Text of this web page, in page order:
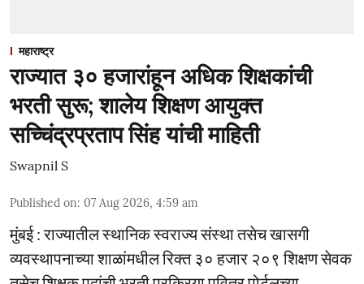
महाराष्ट्र
राज्यात ३० हजारांहून अधिक शिक्षकांची
भरती सुरू; शालेय शिक्षण आयुक्त
सच्चिंद्रप्रताप सिंह यांची माहिती
Swapnil S
Published on: 07 Aug 2026, 4:59 am
मुंबई : राज्यातील स्थानिक स्वराज्य संस्था तसेच खासगी
व्यवस्थापनाच्या शाळांमधील रिक्त ३० हजार २०९ शिक्षण सेवक